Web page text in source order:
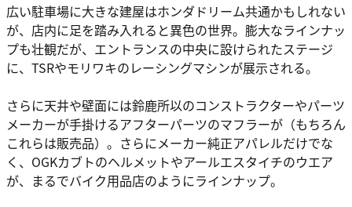
広い駐車場に大きな建屋はホンダドリーム共通かもしれない
が、店内に足を踏み入れると異色の世界。膨大なラインナッ
プも壮観だが、エントランスの中央に設けられたステージ
に、TSRやモリワキのレーシングマシンが展示される。
さらに天井や壁面には鈴鹿所以のコンストラクターやパーツ
メーカーが手掛けるアフターパーツのマフラーが（もちろん
これらは販売品）。さらにメーカー純正アパレルだけでな
く、OGKカブトのヘルメットやアールエスタイチのウエア
が、まるでバイク用品店のようにラインナップ。